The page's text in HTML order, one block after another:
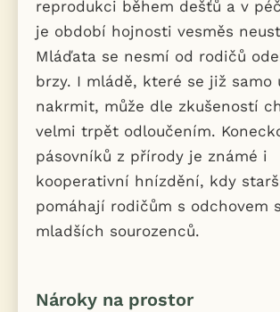
reprodukci během dešťů a v
je období hojnosti vesměs
Mláďata se nesmí od rodičů
brzy. I mládě, které se již samo
nakrmit, může dle zkušeností
velmi trpět odloučením.
pásovníků z přírody je známé i
kooperativní hnízdění, kdy
pomáhají rodičům s odchovem
mladších sourozenců.
Nároky na prostor